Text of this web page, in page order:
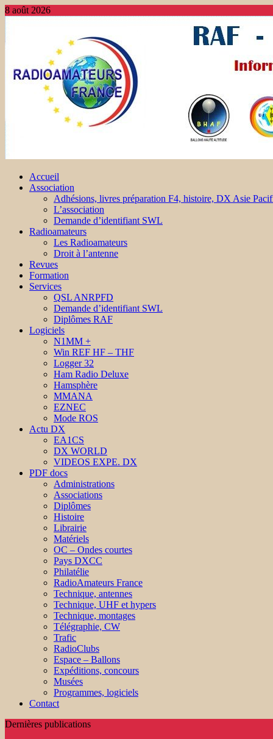
8 août 2026
Accueil
Association
Adhésions, livres préparation F4, histoire, DX Asie
L’association
Demande d’identifiant SWL
Radioamateurs
Les Radioamateurs
Droit à l’antenne
Revues
Formation
Services
QSL ANRPFD
Demande d’identifiant SWL
Diplômes RAF
Logiciels
N1MM +
Win REF HF – THF
Logger 32
Ham Radio Deluxe
Hamsphère
MMANA
EZNEC
Mode ROS
Actu DX
EA1CS
DX WORLD
VIDEOS EXPE. DX
PDF docs
Administrations
Associations
Diplômes
Histoire
Librairie
Matériels
OC – Ondes courtes
Pays DXCC
Philatélie
RadioAmateurs France
Technique, antennes
Technique, UHF et hypers
Technique, montages
Télégraphie, CW
Trafic
RadioClubs
Espace – Ballons
Expéditions, concours
Musées
Programmes, logiciels
Contact
Dernières publications